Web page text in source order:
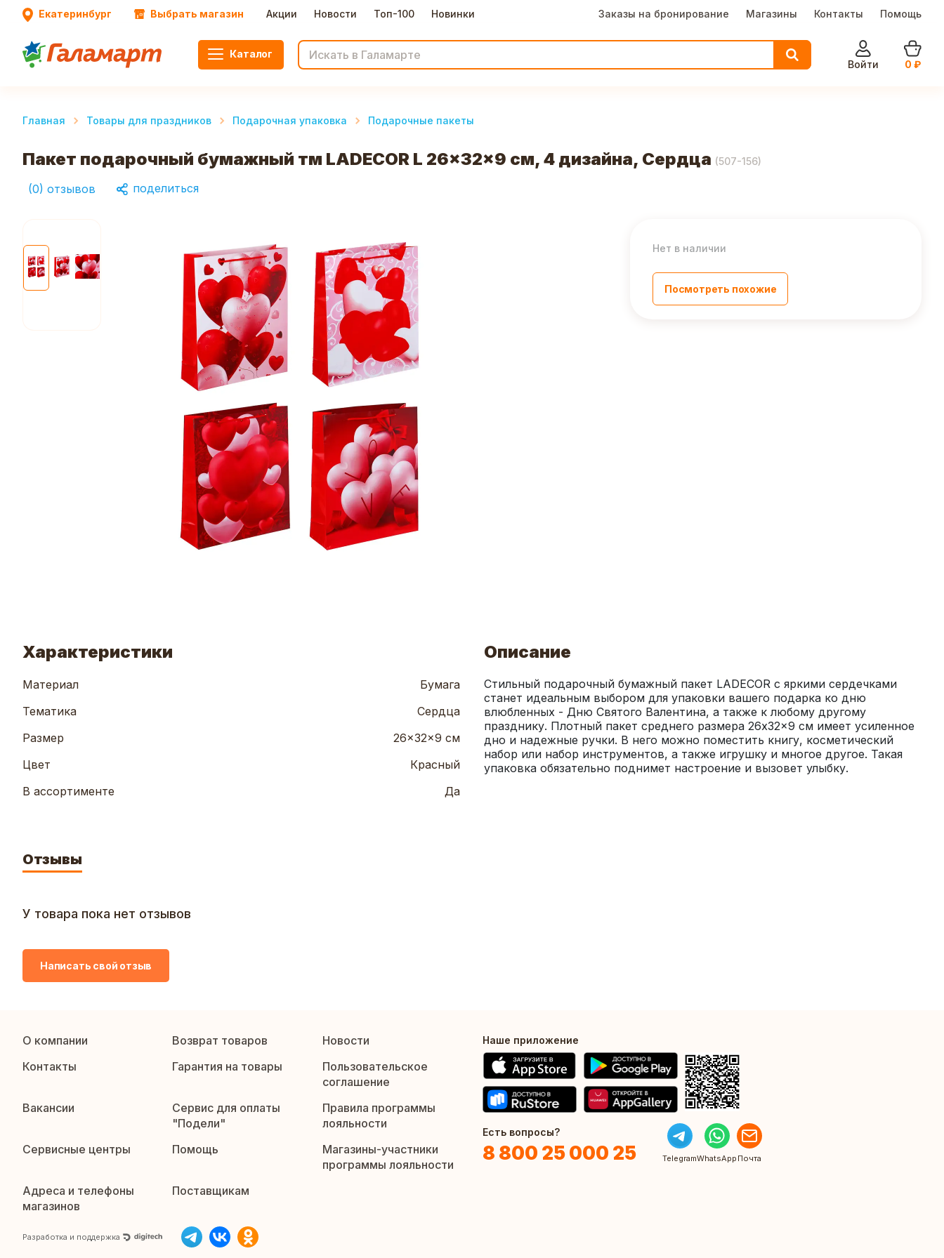
Екатеринбург Выбрать магазин Акции Новости Топ-100 Новинки Заказы на бронирование Магазины Контакты Помощь
Каталог
Войти
0 ₽
Главная Товары для праздников Подарочная упаковка Подарочные пакеты
Пакет подарочный бумажный тм LADECOR L 26x32x9 см, 4 дизайна, Сердца (507-156)
(0) отзывов поделиться
Нет в наличии
Посмотреть похожие
Характеристики
Материал
Бумага
Тематика
Сердца
Размер
26x32x9 см
Цвет
Красный
В ассортименте
Да
Описание
Стильный подарочный бумажный пакет LADECOR с яркими сердечками
станет идеальным выбором для упаковки вашего подарка ко дню
влюбленных - Дню Святого Валентина, а также к любому другому
празднику. Плотный пакет среднего размера 26x32x9 см имеет усиленное
дно и надежные ручки. В него можно поместить книгу, косметический
набор или набор инструментов, а также игрушку и многое другое. Такая
упаковка обязательно поднимет настроение и вызовет улыбку.
Отзывы
У товара пока нет отзывов
Написать свой отзыв
О компании Возврат товаров
Новости
Контакты
Гарантия на товары
Пользовательское
соглашение
Вакансии
Сервис для оплаты
"Подели"
Правила программы
лояльности
Сервисные центры
Помощь
Магазины-участники
программы лояльности
Адреса и телефоны
магазинов
Поставщикам
Разработка и поддержка
Наше приложение
Есть вопросы?
8 800 25 000 25 TelegramWhatsApp Почта